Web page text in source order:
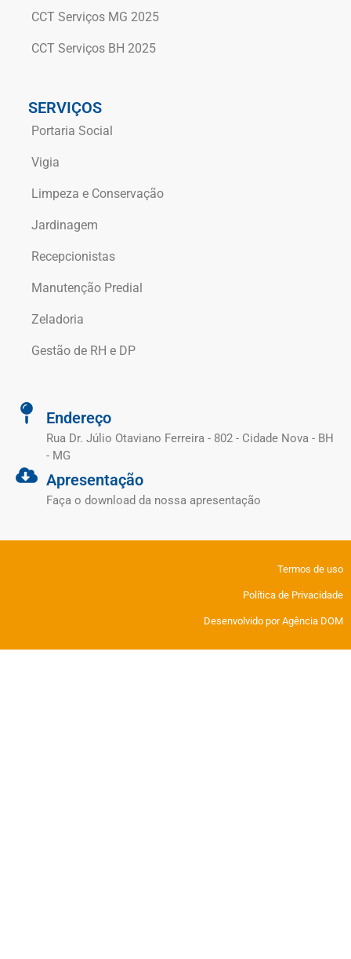
CCT Serviços MG 2025
CCT Serviços BH 2025
SERVIÇOS
Portaria Social
Vigia
Limpeza e Conservação
Jardinagem
Recepcionistas
Manutenção Predial
Zeladoria
Gestão de RH e DP
Endereço
Rua Dr. Júlio Otaviano Ferreira - 802 - Cidade Nova - BH
- MG
Apresentação
Faça o download da nossa apresentação
Termos de uso
Política de Privacidade
Desenvolvido por Agência DOM